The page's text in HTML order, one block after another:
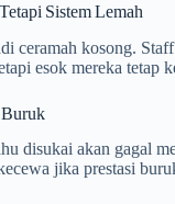
Sistem Lemah
ceramah kosong.
esok mereka tetap
Buruk
disukai akan gagal
jika prestasi